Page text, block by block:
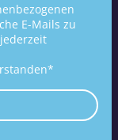
E-Mails zu